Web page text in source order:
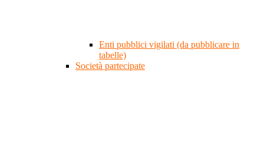
Enti pubblici vigilati (da pubblicare in
tabelle)
Società partecipate